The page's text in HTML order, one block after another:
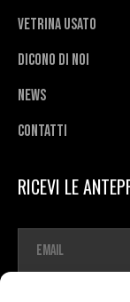
Vetrina usato
Dicono di noi
News
Contatti
RICEVI LE
a